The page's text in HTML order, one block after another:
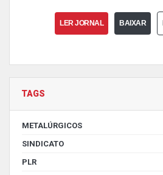
LER JORNAL BAIXAR
TAGS
METALÚRGICOS
SINDICATO
PLR